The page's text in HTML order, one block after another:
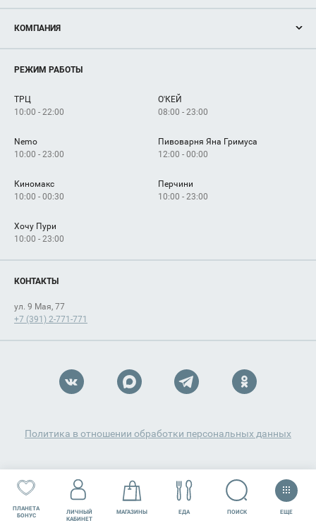
ПЛАНЕТА
БОНУС
ЛИЧНЫЙ
КАБИНЕТ
МАГАЗИНЫ ЕДА РАЗВЛЕЧЕНИЯ СЕРВИСЫ
ПОИСК ЕЩЕ
Новости
Магазины
Услуги
КОМПАНИЯ
Рекламодателям
Как добраться
РЕЖИМ РАБОТЫ
ТРЦ
10:00 - 22:00
О'КЕЙ
08:00 - 23:00
Nemo
10:00 - 23:00
Пивоварня Яна Гримуса
12:00 - 00:00
Киномакс
10:00 - 00:30
Перчини
10:00 - 23:00
Хочу Пури
10:00 - 23:00
КОНТАКТЫ
ул. 9 Мая, 77
+7 (391) 2-771-771
Политика в отношении обработки персональных данных